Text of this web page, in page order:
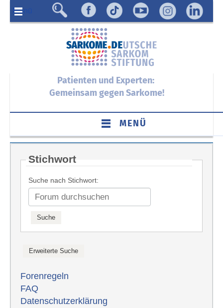
Menü
Patienten und Experten:
Gemeinsam gegen Sarkome!
MENÜ
Stichwort
Suche nach Stichwort:
Forenregeln
FAQ
Datenschutzerklärung